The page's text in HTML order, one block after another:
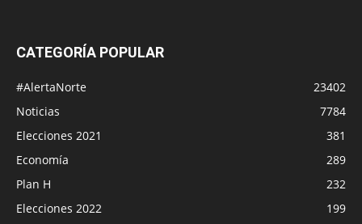
CATEGORÍA POPULAR
#AlertaNorte
23402
Noticias
7784
Elecciones 2021
381
Economía
289
Plan H
232
Elecciones 2022
199